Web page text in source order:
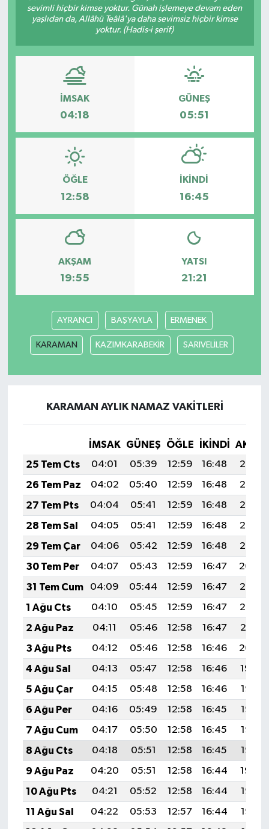
sevimli hiçbir kimse yoktur. Günah işlemeye devam eden
yaşlıdan da, Allâhü Teâlâ'ya daha sevimsiz hiçbir kimse
yoktur. (Hadis-i şerif)
İMSAK
04:18
GÜNEŞ
05:51
ÖĞLE
12:58
İKINDI
16:45
AKŞAM
19:55
YATSI
21:21
AYRANCI BAŞYAYLA ERMENEK
KARAMAN KAZIMKARABEKİR SARIVELİLER
KARAMAN AYLIK NAMAZ VAKITLERI
İMSAK GÜNEŞ ÖĞLE İKINDI
25 Tem Cts
04:01 05:39 12:59 16:48
20:08
26 Tem Paz
04:02 05:40 12:59 16:48
20:08
27 Tem Pts
04:04 05:41 12:59 16:48
20:07
28 Tem Sal
04:05 05:41 12:59 16:48
20:06
29 Tem Çar
04:06 05:42 12:59 16:48
20:05
30 Tem Per
04:07 05:43 12:59 16:47
20:04
31 Tem Cum
04:09 05:44 12:59 16:47
20:03
1 Ağu Cts
04:10 05:45 12:59 16:47
20:02
2 Ağu Paz
04:11 05:46 12:58 16:47
20:01
3 Ağu Pts
04:12 05:46 12:58 16:46
20:00
4 Ağu Sal
04:13 05:47 12:58 16:46
19:59
5 Ağu Çar
04:15 05:48 12:58 16:46
19:58
6 Ağu Per
04:16 05:49 12:58 16:45
19:57
7 Ağu Cum
04:17 05:50 12:58 16:45
19:56
8 Ağu Cts
04:18 05:51 12:58 16:45
19:55
9 Ağu Paz
04:20 05:51 12:58 16:44
19:54
10 Ağu Pts
04:21 05:52 12:58 16:44
19:53
11 Ağu Sal
04:22 05:53 12:57 16:44
19:52
Gizlilik İlkeleri - Privacy Policy
Gündem
Politika
Turizm